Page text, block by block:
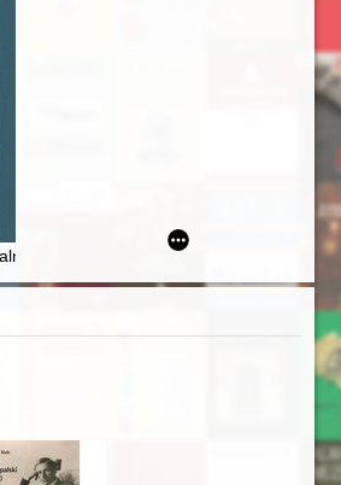
do dziśsynów szlacheckich w XVI-wiecznej